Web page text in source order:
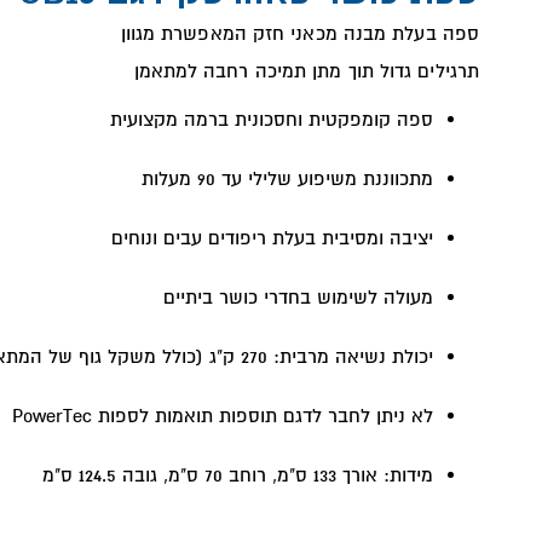
ספת כושר PowerTec פאוורטק דגם Wb-ubs
ספה בעלת מבנה מכאני חזק המאפשרת מגוון
תרגילים גדול תוך מתן תמיכה רחבה למתאמן
ספה קומפקטית וחסכונית ברמה מקצועית
מתכווננת משיפוע שלילי עד 90 מעלות
יציבה ומסיבית בעלת ריפודים עבים ונוחים
מעולה לשימוש בחדרי כושר ביתיים
יכולת נשיאה מרבית: 270 ק"ג (כולל משקל גוף של המתאמן)
לא ניתן לחבר לדגם תוספות תואמות לספות PowerTec
מידות: אורך 133 ס"מ, רוחב 70 ס"מ, גובה 124.5 ס"מ